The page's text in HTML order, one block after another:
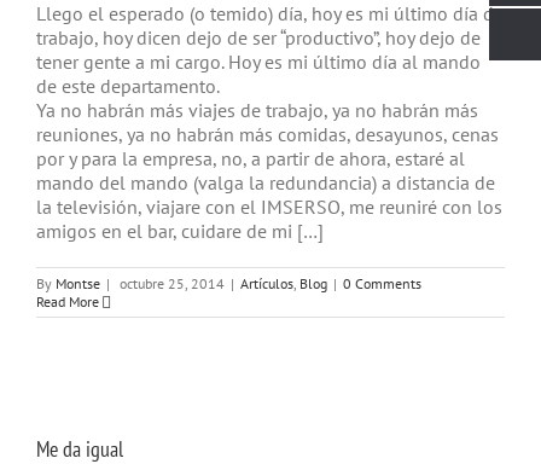
Llego el esperado (o temido) día, hoy es mi último día de
trabajo, hoy dicen dejo de ser “productivo”, hoy dejo de
tener gente a mi cargo. Hoy es mi último día al mando
de este departamento.
Ya no habrán más viajes de trabajo, ya no habrán más
reuniones, ya no habrán más comidas, desayunos, cenas
por y para la empresa, no, a partir de ahora, estaré al
mando del mando (valga la redundancia) a distancia de
la televisión, viajare con el IMSERSO, me reuniré con los
amigos en el bar, cuidare de mi […]
By Montse | octubre 25, 2014 | Artículos, Blog | 0 Comments
Read More
Me da igual